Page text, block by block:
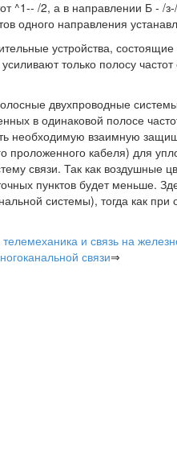
^1-- /2, а в направлении Б - /
одного направления
устройства,
только полосу
двухпроводные
в одинаковой полосе
необходимую взаимную
проложенного кабеля) для
связи. Так как
пунктов будет меньше.
системы), тогда как при
и связь на
связи⇒